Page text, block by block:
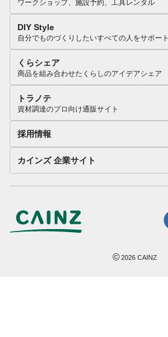
ワークショップ、施設予約、工具レンタル
DIY Style
自分でものづくりしたいすべての人をサポート
くらシェア
商品を組み合わせたくらしのアイデアシェア
トラノテ
資材調達のプロ向け通販サイト
採用情報
カインズ 企業サイト
©2026 CAINZ